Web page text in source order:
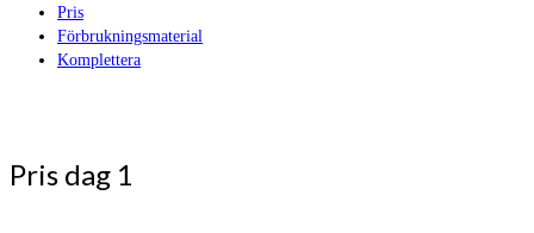
Pris
Förbrukningsmaterial
Komplettera
Pris dag 1